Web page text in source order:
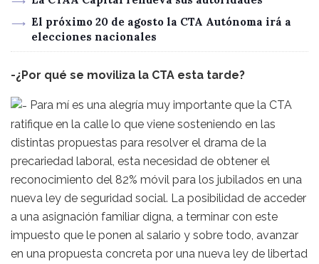
El próximo 20 de agosto la CTA Autónoma irá a
elecciones nacionales
-¿Por qué se moviliza la CTA esta tarde?
Para mí es una alegría muy importante que la CTA
ratifique en la calle lo que viene sosteniendo en las
distintas propuestas para resolver el drama de la
precariedad laboral, esta necesidad de obtener el
reconocimiento del 82% móvil para los jubilados en una
nueva ley de seguridad social. La posibilidad de acceder
a una asignación familiar digna, a terminar con este
impuesto que le ponen al salario y sobre todo, avanzar
en una propuesta concreta por una nueva ley de libertad